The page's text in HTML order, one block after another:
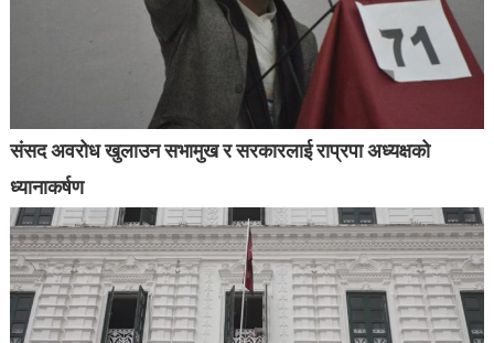
संसद अवरोध खुलाउन सभामुख र सरकारलाई राप्रपा अध्यक्षको
ध्यानाकर्षण